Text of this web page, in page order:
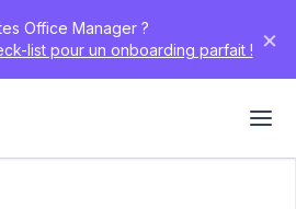
Office Manager ?
list pour un onboarding parfait ! ×